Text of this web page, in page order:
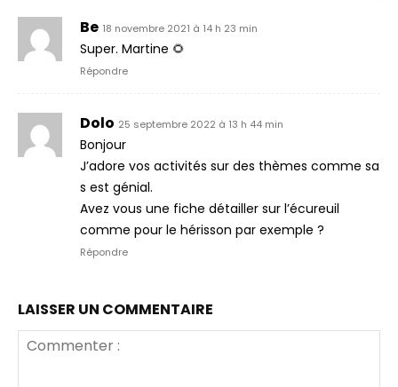
Be 18 novembre 2021 à 14 h 23 min
Super. Martine 🌻
Répondre
Dolo 25 septembre 2022 à 13 h 44 min
Bonjour
J’adore vos activités sur des thèmes comme sa
s est génial.
Avez vous une fiche détailler sur l’écureuil
comme pour le hérisson par exemple ?
Répondre
LAISSER UN COMMENTAIRE